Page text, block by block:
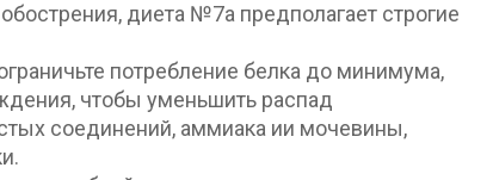
диета №7а предполагает строгие
потребление белка до минимума,
чтобы уменьшить распад
соединений, аммиака ии мочевины,